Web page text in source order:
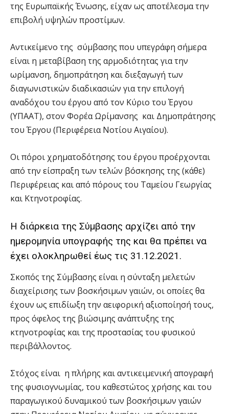
της Ευρωπαϊκής Ένωσης, είχαν ως αποτέλεσμα την
επιβολή υψηλών προστίμων.
Αντικείμενο της σύμβασης που υπεγράφη σήμερα
είναι η μεταβίβαση της αρμοδιότητας για την
ωρίμανση, δημοπράτηση και διεξαγωγή των
διαγωνιστικών διαδικασιών για την επιλογή
αναδόχου του έργου από τον Κύριο του Έργου
(ΥΠΑΑΤ), στον Φορέα Ωρίμανσης και Δημοπράτησης
του Έργου (Περιφέρεια Νοτίου Αιγαίου).
Οι πόροι χρηματοδότησης του έργου προέρχονται
από την είσπραξη των τελών βόσκησης της (κάθε)
Περιφέρειας και από πόρους του Ταμείου Γεωργίας
και Κτηνοτροφίας.
Η διάρκεια της Σύμβασης αρχίζει από την
ημερομηνία υπογραφής της και θα πρέπει να
έχει ολοκληρωθεί έως τις 31.12.2021.
Σκοπός της Σύμβασης είναι η σύνταξη μελετών
διαχείρισης των βοσκήσιμων γαιών, οι οποίες θα
έχουν ως επιδίωξη την αειφορική αξιοποίησή τους,
προς όφελος της βιώσιμης ανάπτυξης της
κτηνοτροφίας και της προστασίας του φυσικού
περιβάλλοντος.
Στόχος είναι η πλήρης και αντικειμενική απογραφή
της φυσιογνωμίας, του καθεστώτος χρήσης και του
παραγωγικού δυναμικού των βοσκήσιμων γαιών